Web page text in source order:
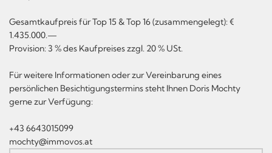
Gesamtkaufpreis für Top 15 & Top 16 (zusammengelegt): €
1.435.000.—
Provision: 3 % des Kaufpreises zzgl. 20 % USt.
Für weitere Informationen oder zur Vereinbarung eines
persönlichen Besichtigungstermins steht Ihnen Doris Mochty
gerne zur Verfügung:
+43 6643015099
mochty@immovos.at